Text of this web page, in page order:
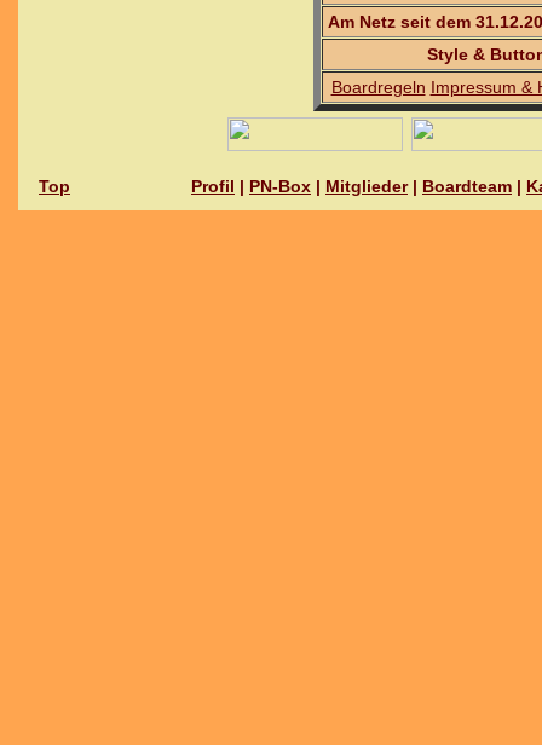
Am Netz seit dem
Style &
Boardregeln Impressum &
Top Profil | PN-Box | Mitglieder| Boardteam |